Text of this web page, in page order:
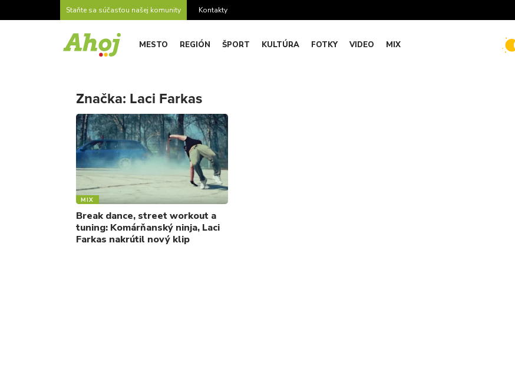
Staňte sa súčasťou našej komunity Kontakty
MESTO REGIÓN ŠPORT KULTÚRA FOTKY VIDEO MIX
Značka: Laci Farkas
MIX
Break dance, street workout a
tuning: Komárňanský ninja, Laci
Farkas nakrútil nový klip